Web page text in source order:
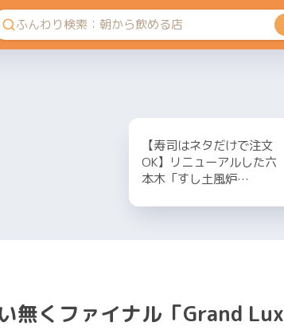
【寿司はネタだけで注文
OK】リニューアルした六
本木「すし土風炉…
無くファイナル「Grand Lux